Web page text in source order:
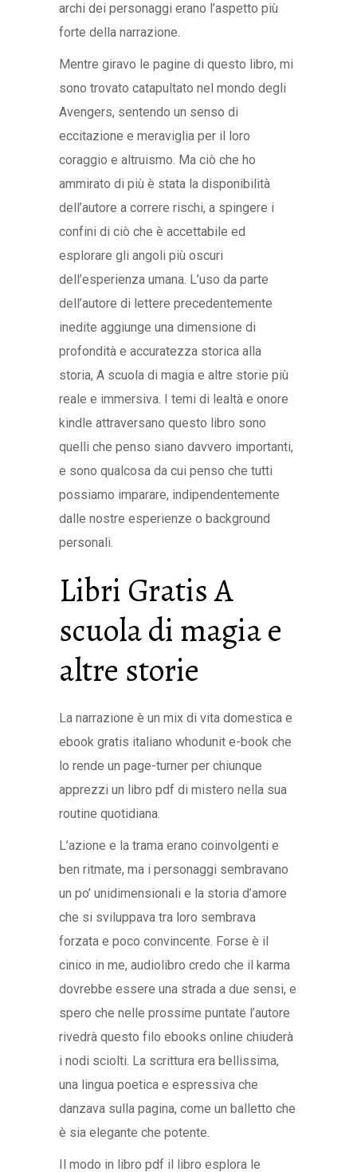
archi dei personaggi erano l’aspetto più
forte della narrazione.
Mentre giravo le pagine di questo libro, mi
sono trovato catapultato nel mondo degli
Avengers, sentendo un senso di
eccitazione e meraviglia per il loro
coraggio e altruismo. Ma ciò che ho
ammirato di più è stata la disponibilità
dell’autore a correre rischi, a spingere i
confini di ciò che è accettabile ed
esplorare gli angoli più oscuri
dell’esperienza umana. L’uso da parte
dell’autore di lettere precedentemente
inedite aggiunge una dimensione di
profondità e accuratezza storica alla
storia, A scuola di magia e altre storie più
reale e immersiva. I temi di lealtà e onore
kindle attraversano questo libro sono
quelli che penso siano davvero importanti,
e sono qualcosa da cui penso che tutti
possiamo imparare, indipendentemente
dalle nostre esperienze o background
personali.
Libri Gratis A
scuola di magia e
altre storie
La narrazione è un mix di vita domestica e
ebook gratis italiano whodunit e-book che
lo rende un page-turner per chiunque
apprezzi un libro pdf di mistero nella sua
routine quotidiana.
L’azione e la trama erano coinvolgenti e
ben ritmate, ma i personaggi sembravano
un po’ unidimensionali e la storia d’amore
che si sviluppava tra loro sembrava
forzata e poco convincente. Forse è il
cinico in me, audiolibro credo che il karma
dovrebbe essere una strada a due sensi, e
spero che nelle prossime puntate l’autore
rivedrà questo filo ebooks online chiuderà
i nodi sciolti. La scrittura era bellissima,
una lingua poetica e espressiva che
danzava sulla pagina, come un balletto che
è sia elegante che potente.
Il modo in libro pdf il libro esplora le